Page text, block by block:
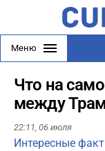
Меню
Что на
между
22:11, 06 июля
Интересные